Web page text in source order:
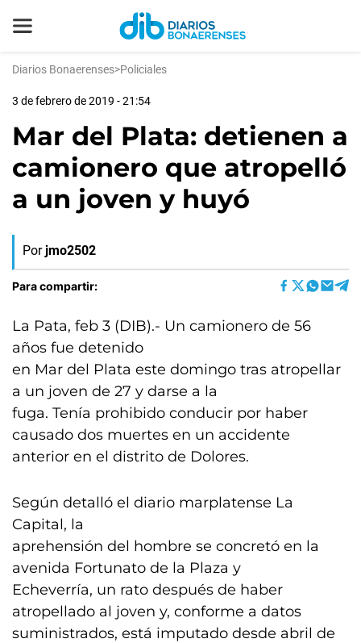
Diarios Bonaerenses>Policiales
3 de febrero de 2019 - 21:54
Mar del Plata: detienen a
camionero que atropelló
a un joven y huyó
Por jmo2502
Para compartir:
La Pata, feb 3 (DIB).- Un camionero de 56
años fue detenido
en Mar del Plata este domingo tras atropellar
a un joven de 27 y darse a la
fuga. Tenía prohibido conducir por haber
causado dos muertes en un accidente
anterior en el distrito de Dolores.
Según detalló el diario marplatense La
Capital, la
aprehensión del hombre se concretó en la
avenida Fortunato de la Plaza y
Echeverría, un rato después de haber
atropellado al joven y, conforme a datos
suministrados, está imputado desde abril de